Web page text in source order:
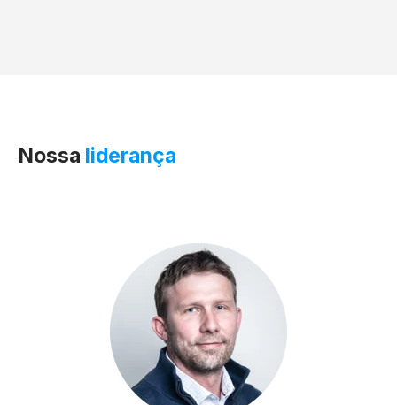
Nossa liderança